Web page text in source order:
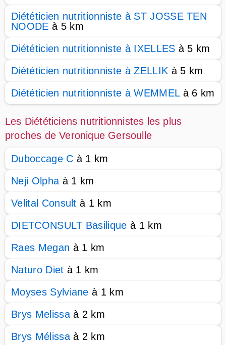
Diététicien nutritionniste à ST JOSSE TEN
NOODE à 5 km
Diététicien nutritionniste à IXELLES à 5 km
Diététicien nutritionniste à ZELLIK à 5 km
Diététicien nutritionniste à WEMMELà 6 km
Les Diététiciens nutritionnistes les plus
proches de Veronique Gersoulle
Duboccage C à 1 km
Neji Olpha à 1 km
Velital Consult à 1 km
DIETCONSULT Basilique à 1 km
Raes Megan à 1 km
Naturo Diet à 1 km
Moyses Sylviane à 1 km
Brys Melissaà 2 km
Brys Mélissaà 2 km